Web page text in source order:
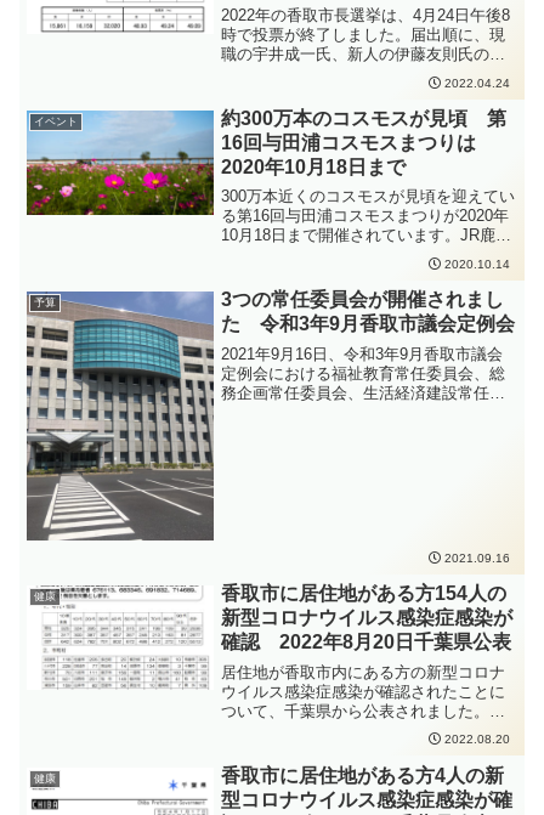
2022年の香取市長選挙は、4月24日午後8
時で投票が終了しました。届出順に、現
職の宇井成一氏、新人の伊藤友則氏の一
騎討ちとなった香取市長選挙の投票率
は、49.09％となりました。2018年の香取
市長選挙の投票率は、48.90％でしたの
で、0.19ポイントアップしたようです。
香取市長選挙の開票は、午後9時10分か
ら、香取市民体育館で行われます。
2022.04.24
イベント
約300万本のコスモスが見頃 第
16回与田浦コスモスまつりは
2020年10月18日まで
300万本近くのコスモスが見頃を迎えてい
る第16回与田浦コスモスまつりが2020年
10月18日まで開催されています。JR鹿島
線の十二橋駅の近くが会場ですので、時
間を合わせれば、コスモスと走る電車と
青い空を楽しむことができます。無料で
コスモスを摘み取ってお持ち帰りできる
エリアや、地域の特産品の販売もあり、
いろいろと楽しめますので是非お越しく
ださい。
2020.10.14
予算
3つの常任委員会が開催されまし
た 令和3年9月香取市議会定例会
2021年9月16日、令和3年9月香取市議会
定例会における福祉教育常任委員会、総
務企画常任委員会、生活経済建設常任委
2021.09.16
健康
香取市に居住地がある方154人の
新型コロナウイルス感染症感染が
確認 2022年8月20日千葉県公表
居住地が香取市内にある方の新型コロナ
ウイルス感染症感染が確認されたことに
ついて、千葉県から公表されました。
https://www.pref.chiba.lg.jp/shippei/press/
2022/ncov20220820-1.html新型コロナウ
イルス感染症の感染拡大防止のため、手
洗いの徹底、人と人との距離をできるだ
け2m以上（最低1m以上）取ること、会
2022.08.20
健康
香取市に居住地がある方4人の新
型コロナウイルス感染症感染が確